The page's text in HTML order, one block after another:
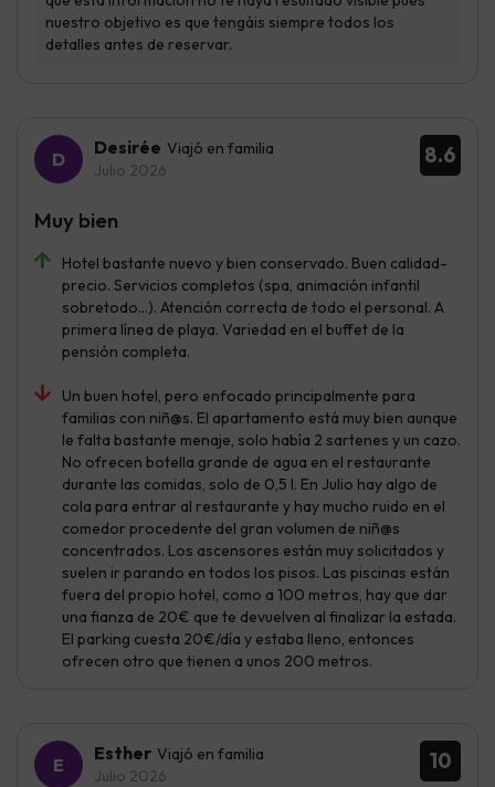
8.6
Desirée Viajó en familia
Julio 2026
Hotel bastante nuevo y bien conservado. Buen calidad-
precio. Servicios completos (spa, animación infantil
sobretodo...). Atención correcta de todo el personal. A
primera línea de playa. Variedad en el buffet de la
pensión completa.
Un buen hotel, pero enfocado principalmente para
familias con niñ@s. El apartamento está muy bien aunque
le falta bastante menaje, solo había 2 sartenes y un cazo.
No ofrecen botella grande de agua en el restaurante
durante las comidas, solo de 0,5 l. En Julio hay algo de
cola para entrar al restaurante y hay mucho ruido en el
comedor procedente del gran volumen de niñ@s
concentrados. Los ascensores están muy solicitados y
suelen ir parando en todos los pisos. Las piscinas están
fuera del propio hotel, como a 100 metros, hay que dar
una fianza de 20€ que te devuelven al finalizar la estada.
El parking cuesta 20€/día y estaba lleno, entonces
ofrecen otro que tienen a unos 200 metros.
Muy bien
10
Esther Viajó en familia
Julio 2026